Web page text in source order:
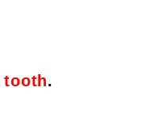
tooth.